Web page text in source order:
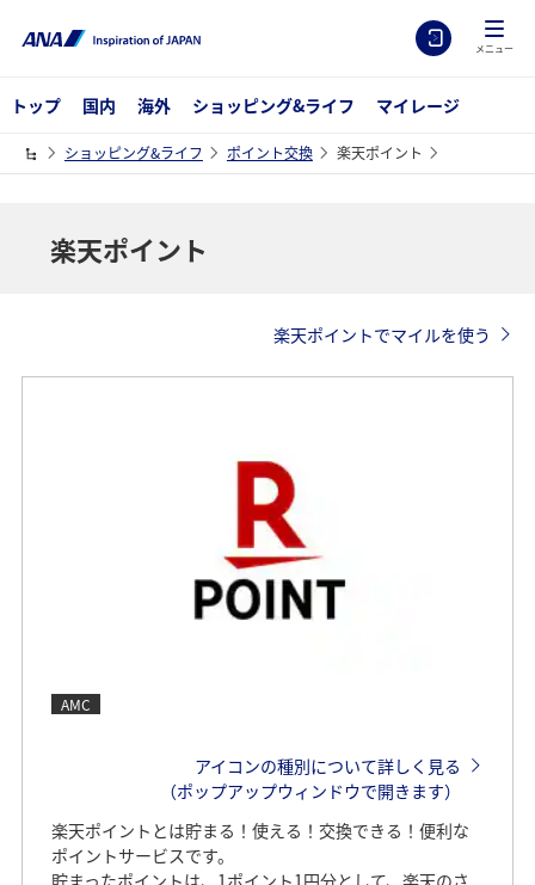
メニュー
トップ 国内 海外 ショッピング&ライフ マイレージ
ショッピング&ライフ ポイント交換 楽天ポイント
楽天ポイント
楽天ポイントでマイルを使う
AMC
アイコンの種別について詳しく見る
（ポップアップウィンドウで開きます）
楽天ポイントとは貯まる！使える！交換できる！便利な
ポイントサービスです。
貯まったポイントは、1ポイント1円分として、楽天のさ